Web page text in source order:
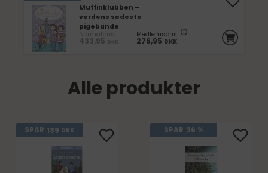
Muffinklubben –
verdens sødeste
pigebande
Normalpris
433,95 DKK
Medlemspris
276,95 DKK
Alle produkter
SPAR 139 DKK SPAR 36 %